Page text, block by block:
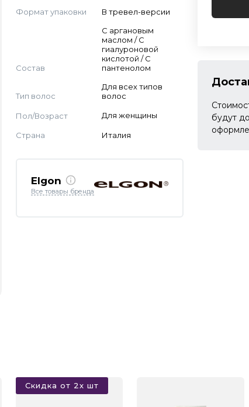
Формат упаковки В тревел-версии
Состав
С аргановым
маслом / С
гиалуроновой
кислотой / C
пантенолом
Тип волос
Для всех типов
волос
Пол/Возраст Для женщины
Страна Италия
Elgon
Все товары бренда
будут
Скидка от 2х шт